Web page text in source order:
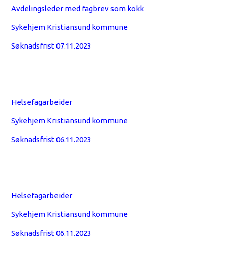
Avdelingsleder med fagbrev som kokk
Sykehjem Kristiansund kommune
Søknadsfrist 07.11.2023
Helsefagarbeider
Sykehjem Kristiansund kommune
Søknadsfrist 06.11.2023
Helsefagarbeider
Sykehjem Kristiansund kommune
Søknadsfrist 06.11.2023